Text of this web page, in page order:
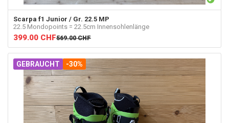
Scarpa f1 Junior / Gr. 22.5 MP
22.5 Mondopoints = 22.5cm Innensohlenlänge
399.00 CHF569.00 CHF
GEBRAUCHT -30%